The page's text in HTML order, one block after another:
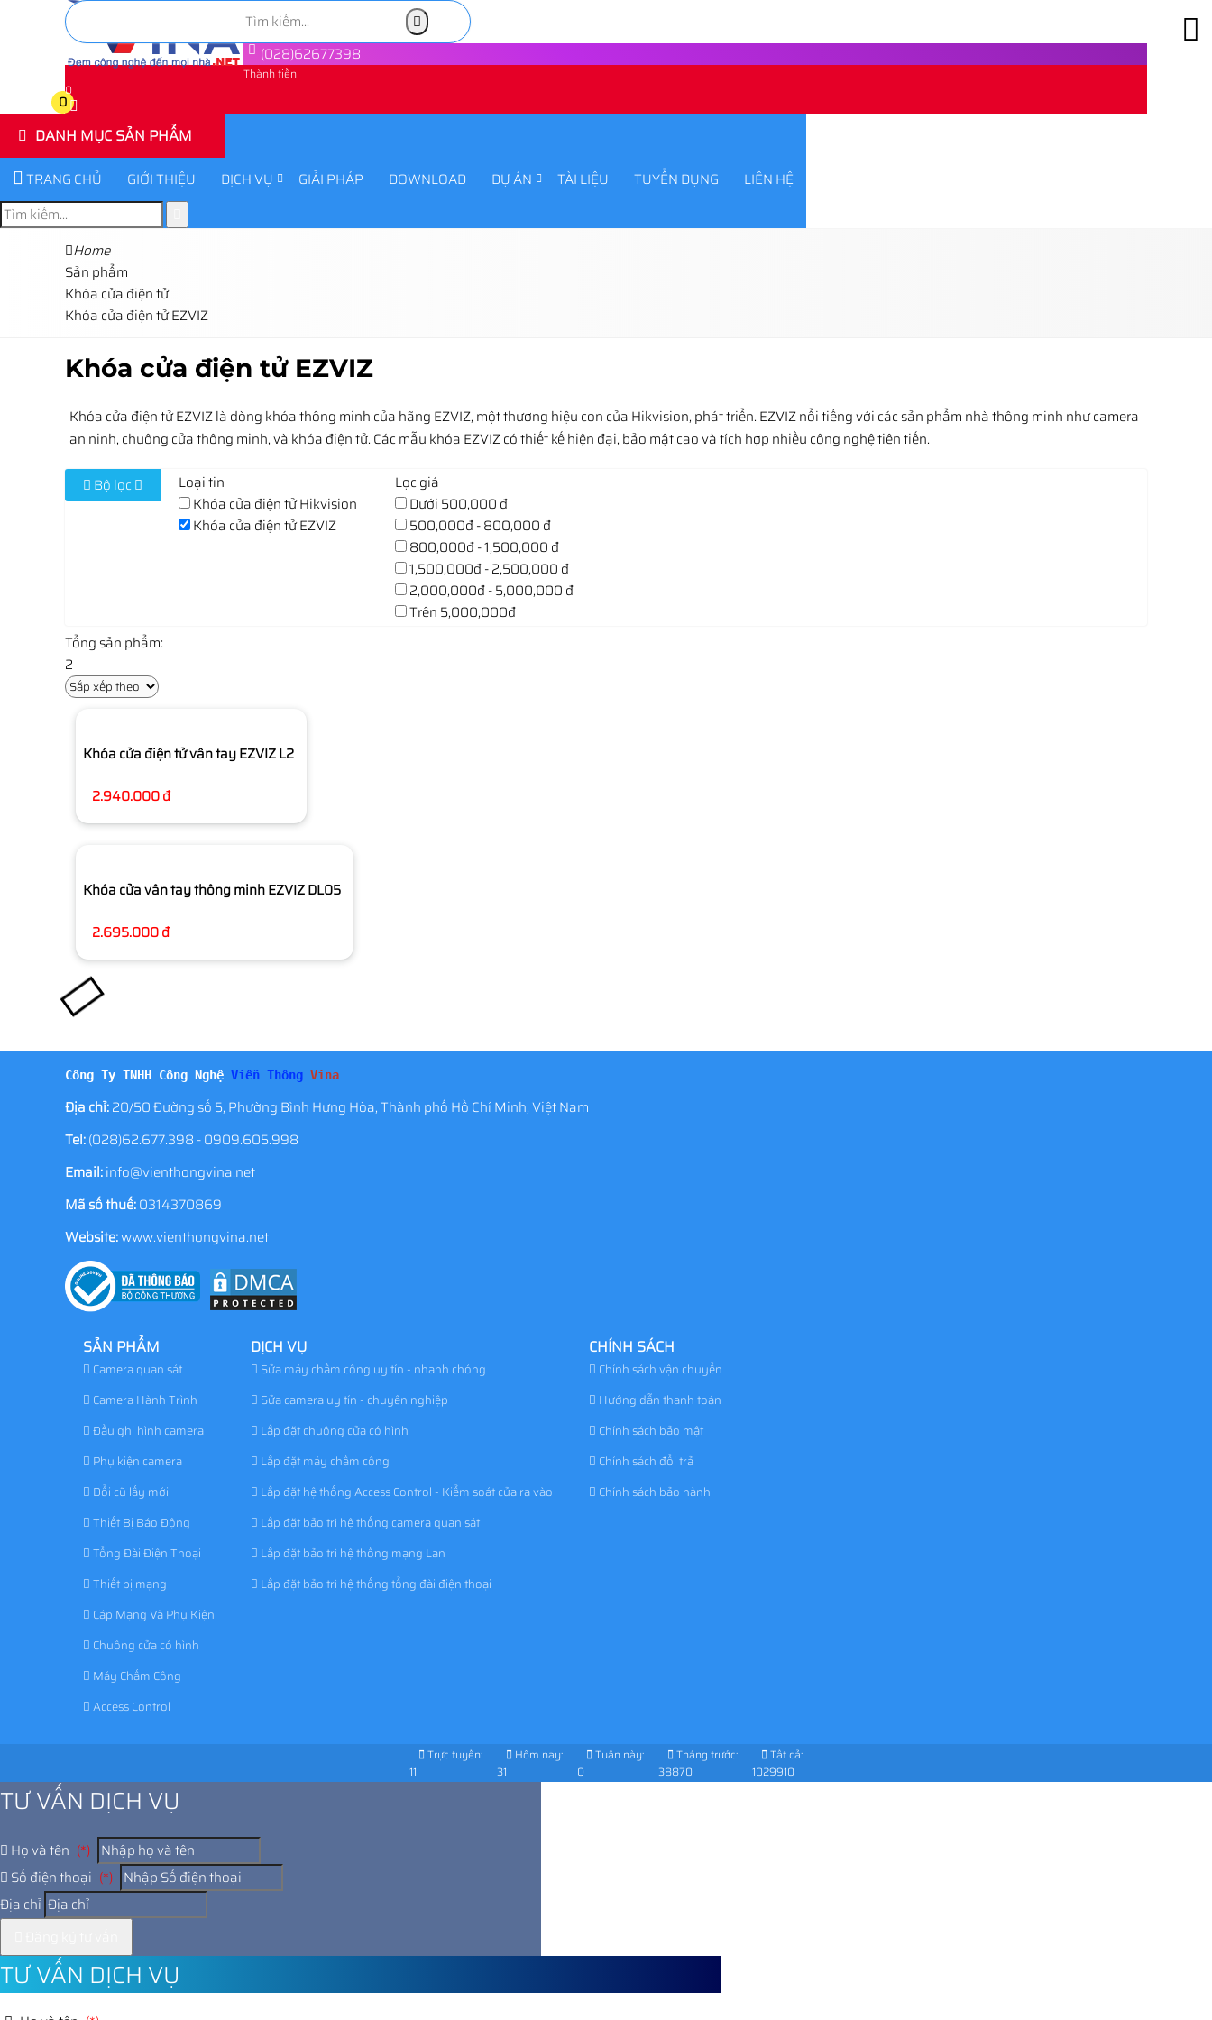
(028)62677398
Thành tiền
0
0
DANH MỤC SẢN PHẨM
TRANG CHỦ GIỚI THIỆU DỊCH VỤ GIẢI PHÁP DOWNLOAD DỰ ÁN TÀI LIỆU TUYỂN DỤNG LIÊN HỆ
Home
Sản phẩm
Khóa cửa điện tử
Khóa cửa điện tử EZVIZ
Khóa cửa điện tử EZVIZ
Khóa cửa điện tử EZVIZ là dòng khóa thông minh của hãng EZVIZ, một thương hiệu con của Hikvision, phát triển. EZVIZ nổi tiếng với các sản phẩm nhà thông minh như camera
an ninh, chuông cửa thông minh, và khóa điện tử. Các mẫu khóa EZVIZ có thiết kế hiện đại, bảo mật cao và tích hợp nhiều công nghệ tiên tiến.
Bộ lọc
Loại tin
Khóa cửa điện tử Hikvision
Khóa cửa điện tử EZVIZ
Lọc giá
Dưới 500,000 đ
500,000đ - 800,000 đ
800,000đ - 1,500,000 đ
1,500,000đ - 2,500,000 đ
2,000,000đ - 5,000,000 đ
Trên 5,000,000đ
Tổng sản phẩm:
2
Khóa cửa điện tử vân tay EZVIZ L2
2.940.000 đ
Khóa cửa vân tay thông minh EZVIZ DL05
2.695.000 đ
Công Ty TNHH Công Nghệ Viễn Thông Vina
Địa chỉ:20/50 Đường số 5, Phường Bình Hưng Hòa, Thành phố Hồ Chí Minh, Việt Nam
Tel:(028)62.677.398 - 0909.605.998
Email:info@vienthongvina.net
Mã số thuế:0314370869
Website:www.vienthongvina.net
SẢN PHẨM
Camera quan sát
Camera Hành Trình
Đầu ghi hình camera
Phụ kiện camera
Đổi cũ lấy mới
Thiết Bị Báo Động
Tổng Đài Điện Thoại
Thiết bị mạng
Cáp Mạng Và Phụ Kiện
Chuông cửa có hình
Máy Chấm Công
Access Control
DỊCH VỤ
Sửa máy chấm công uy tín - nhanh chóng
Sửa camera uy tín - chuyên nghiệp
Lắp đặt chuông cửa có hình
Lắp đặt máy chấm công
Lắp đặt hệ thống Access Control - Kiểm soát cửa ra vào
Lắp đặt bảo trì hệ thống camera quan sát
Lắp đặt bảo trì hệ thống mạng Lan
Lắp đặt bảo trì hệ thống tổng đài điện thoại
CHÍNH SÁCH
Chính sách vận chuyển
Hướng dẫn thanh toán
Chính sách bảo mật
Chính sách đổi trả
Chính sách bảo hành
Trực tuyến:
11
Hôm nay:
31
Tuần này:
0
Tháng trước:
38870
Tất cả:
1029910
TƯ VẤN DỊCH VỤ
Họ và tên (*)
Số điện thoại (*)
Địa chỉ
TƯ VẤN DỊCH VỤ